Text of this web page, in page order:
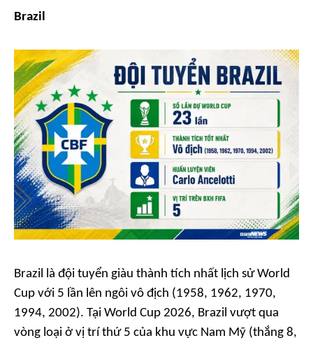
Brazil
Brazil là đội tuyển giàu thành tích nhất lịch sử World
Cup với 5 lần lên ngôi vô địch (1958, 1962, 1970,
1994, 2002). Tại World Cup 2026, Brazil vượt qua
vòng loại ở vị trí thứ 5 của khu vực Nam Mỹ (thắng 8,